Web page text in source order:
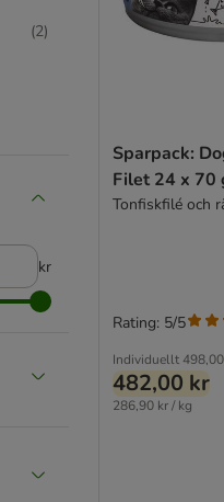
(2)
kr
Sparpack:
Filet 24 x 70
Tonfiskfilé och
Individuellt
482,00 kr
286,90 kr / kg
Rating: 5/5